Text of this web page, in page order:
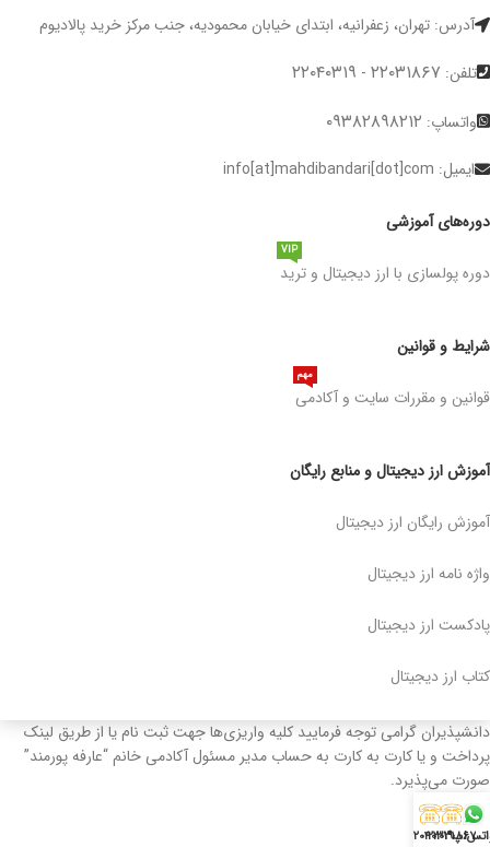
آدرس: تهران، زعفرانیه، ابتدای خیابان محمودیه، جنب مرکز خرید پالادیوم
تلفن: ۲۲۰۳۱۸۶۷ - ۲۲۰۴۰۳۱۹
واتساپ: ۰۹۳۸۲۸۹۸۲۱۲
ایمیل: info[at]mahdibandari[dot]com
دوره‌های آموزشی
دوره پولسازی با ارز دیجیتال و ترید
VIP
شرایط و قوانین
قوانین و مقررات سایت و آکادمی
مهم
آموزش ارز دیجیتال و منابع رایگان
آموزش رایگان ارز دیجیتال
واژه نامه ارز دیجیتال
پادکست ارز دیجیتال
کتاب ارز دیجیتال
دانشپذیران گرامی توجه فرمایید کلیه واریزی‌ها جهت ثبت نام یا از طریق لینک
پرداخت و یا کارت به کارت به حساب مدیر مسئول آکادمی خانم “عارفه پورمند”
صورت می‌پذیرد.
۲۲۰۳۱۸۶۷
۲۲۰۴۰۳۱۹